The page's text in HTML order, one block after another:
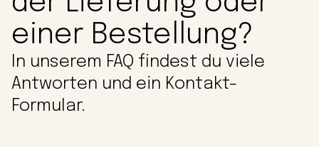
einer Bestellung?
In unserem FAQ findest du viele
Antworten und ein Kontakt-
Formular.